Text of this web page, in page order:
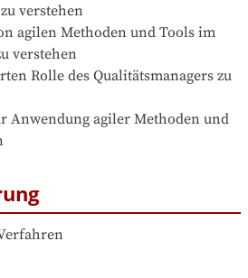
verstehen
agilen Methoden und Tools im
verstehen
Rolle des Qualitätsmanagers zu
Anwendung agiler Methoden und